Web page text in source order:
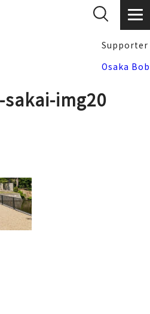
Supporter
Osaka Bob
img20